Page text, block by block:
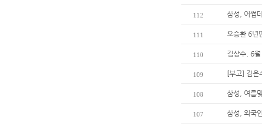
112 삼성, 어썸
111 오승환 6년
110 김상수, 6
109 [부고] 김은
108 삼성, 여름
107 삼성, 외국